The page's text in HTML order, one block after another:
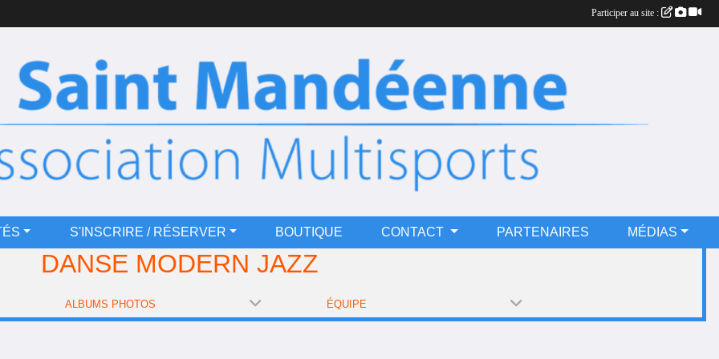
S'INSCRIRE / RÉSERVER BOUTIQUE CONTACT PARTENAIRES MÉDIAS
DANSE MODERN JAZZ
ALBUMS PHOTOS ÉQUIPE
Participer au site :